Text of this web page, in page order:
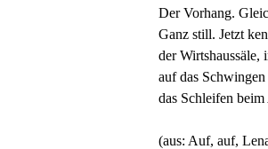
Der Vorhang.
Ganz still. Jetzt
der Wirtshaussäle,
auf das
das Schleifen
(aus: Auf, auf,